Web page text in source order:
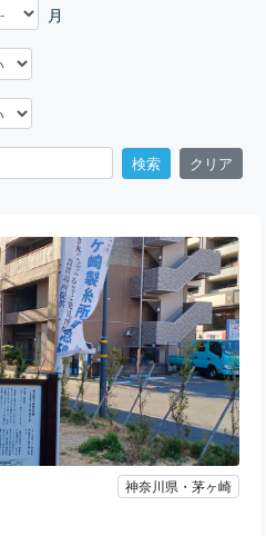
月
検索 クリア
神奈川県・茅ヶ崎